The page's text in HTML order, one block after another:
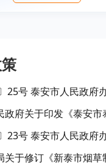
政府关于印发《泰安
关于修订《新泰市烟